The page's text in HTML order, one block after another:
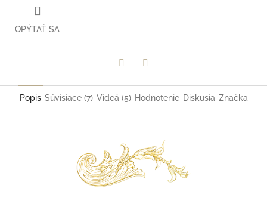
OPÝTAŤ SA
Popis Súvisiace (7) Videá (5) Hodnotenie Diskusia Značka